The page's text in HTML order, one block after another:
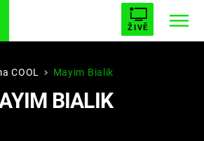
ŽIVĚ
BUFFY, PŘEMOŽITELKA UPÍRŮ
AVENGERS 5
COOL Mayim Bialik
BIALIK